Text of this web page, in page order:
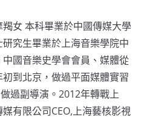
女 本科畢業於中國傳媒大學
究生畢業於上海音樂學院中
國音樂史學會會員、媒體從
到北京，做過平面媒體實習
過副導演。2012年轉戰上
有限公司CEO,上海藝核影視